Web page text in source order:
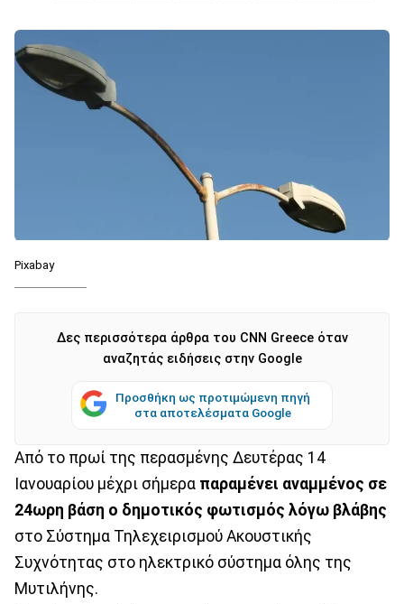
Pixabay
Δες περισσότερα άρθρα του CNN Greece όταν
αναζητάς ειδήσεις στην Google
Προσθήκη ως προτιμώμενη πηγή
στα αποτελέσματα Google
Από το πρωί της περασμένης Δευτέρας 14
Ιανουαρίου μέχρι σήμερα παραμένει αναμμένος σε
24ωρη βάση ο δημοτικός φωτισμός λόγω βλάβης
στο Σύστημα Τηλεχειρισμού Ακουστικής
Συχνότητας στο ηλεκτρικό σύστημα όλης της
Μυτιλήνης.